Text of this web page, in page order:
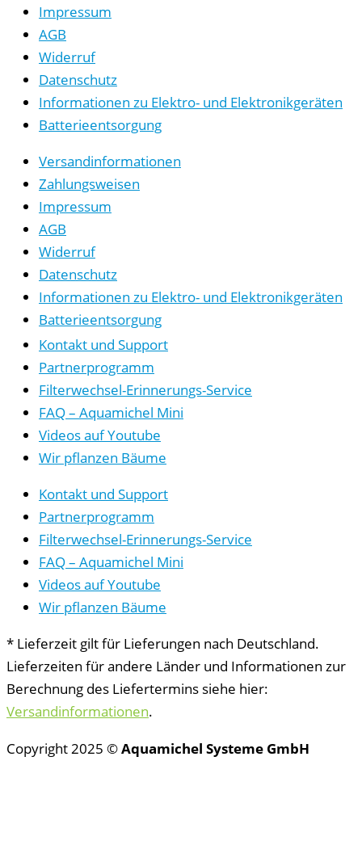
Impressum
AGB
Widerruf
Datenschutz
Informationen zu Elektro- und Elektronikgeräten
Batterieentsorgung
Versandinformationen
Zahlungsweisen
Impressum
AGB
Widerruf
Datenschutz
Informationen zu Elektro- und Elektronikgeräten
Batterieentsorgung
Kontakt und Support
Partnerprogramm
Filterwechsel-Erinnerungs-Service
FAQ – Aquamichel Mini
Videos auf Youtube
Wir pflanzen Bäume
Kontakt und Support
Partnerprogramm
Filterwechsel-Erinnerungs-Service
FAQ – Aquamichel Mini
Videos auf Youtube
Wir pflanzen Bäume
* Lieferzeit gilt für Lieferungen nach Deutschland.
Lieferzeiten für andere Länder und Informationen zur
Berechnung des Liefertermins siehe hier:
Versandinformationen.
Copyright 2025 ©Aquamichel Systeme GmbH